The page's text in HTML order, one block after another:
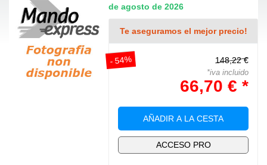
de agosto de 2026
Te aseguramos el mejor precio!
- 54% 148,22 €
*iva incluido
66,70 € *
AÑADIR A LA CESTA
ACCESO PRO